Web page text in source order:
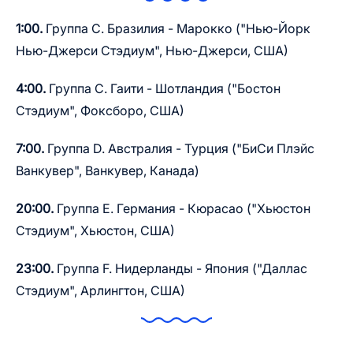
1:00. Группа С. Бразилия - Марокко ("Нью-Йорк
Нью-Джерси Стэдиум", Нью-Джерси, США)
4:00. Группа С. Гаити - Шотландия ("Бостон
Стэдиум", Фоксборо, США)
7:00. Группа D. Австралия - Турция ("БиСи Плэйс
Ванкувер", Ванкувер, Канада)
20:00. Группа Е. Германия - Кюрасао ("Хьюстон
Стэдиум", Хьюстон, США)
23:00. Группа F. Нидерланды - Япония ("Даллас
Стэдиум", Арлингтон, США)